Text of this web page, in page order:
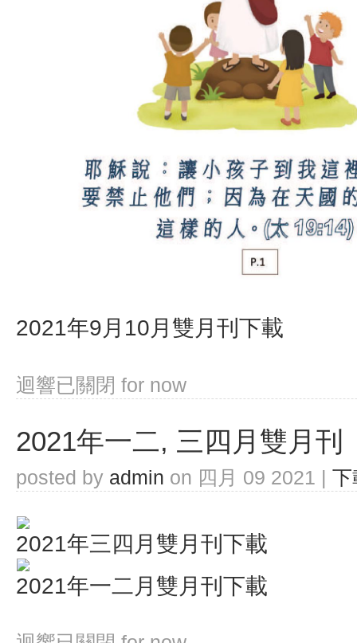
2021年9月10月雙月刊下載
迴響已關閉 for now
2021年一二, 三四月雙月刊
posted by admin on 四月 09 2021 | 下
2021年三四月雙月刊下載
2021年一二月雙月刊下載